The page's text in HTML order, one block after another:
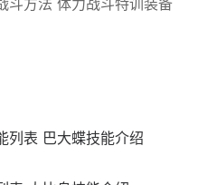
列表 巴大蝶技能介绍